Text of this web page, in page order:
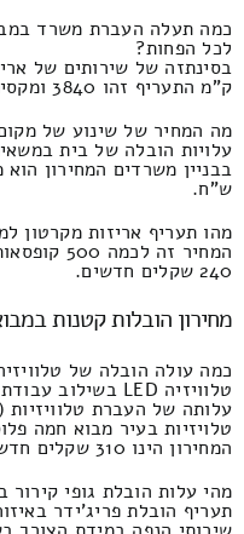
כמה תעלה העברת משרד
לכל הפחות?
ק"מ התעריף זהו 3840 ומקסימום 1820 שקלים חדשים.
מה המחיר של שינוע של
עלויות הובלה של בית
ש"ח.
מהו תעריף אריזות מקרטון
240 שקלים חדשים.
מחירון הובלות קטנות
טלוויזיה LED בשילוב עבודת סבלים בסביבת מבוא חמה?
טלויזיות בעיר מבוא חמה
המחירון הינו 310 שקלים חדשים ולא יותר מ180 ₪.
מהי עלות הובלת גופי
תעריף הובלת פריג'ידר